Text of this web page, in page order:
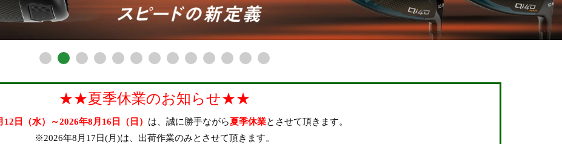
★★夏季休業のお知らせ★★
12日（水）～2026年8月16日（日） は、誠に勝手ながら夏季休業とさせて頂きます。
※2026年8月17日(月)は、出荷作業のみとさせて頂きます。